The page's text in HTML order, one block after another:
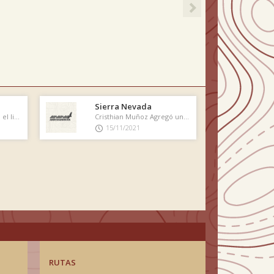
Cristhian Muñoz Firmó el libro de cumbre
Sierra Nevada
Cristhian Muñoz Agregó una nueva foto
15/11/2021
RUTAS